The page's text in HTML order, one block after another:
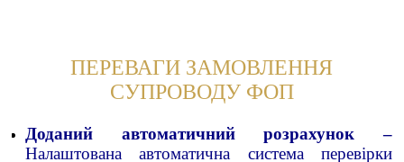
ПЕРЕВАГИ ЗАМОВЛЕННЯ
СУПРОВОДУ ФОП
Доданий автоматичний розрахунок –
Налаштована автоматична система перевірки